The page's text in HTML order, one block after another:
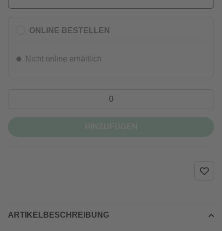
ONLINE BESTELLEN
Nicht online erhältlich
ARTIKELBESCHREIBUNG